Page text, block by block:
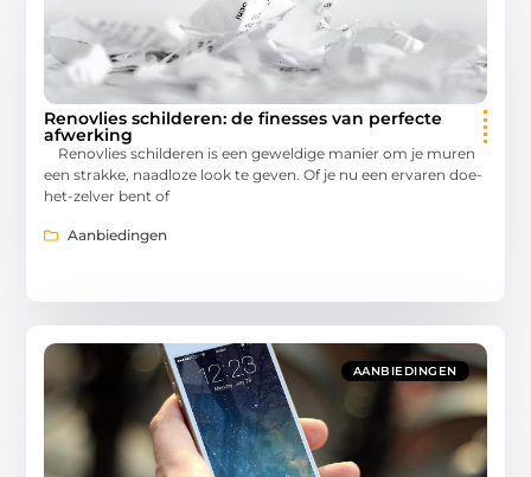
Renovlies schilderen: de finesses van perfecte
afwerking
Renovlies schilderen is een geweldige manier om je muren
een strakke, naadloze look te geven. Of je nu een ervaren doe-
het-zelver bent of
Aanbiedingen
AANBIEDINGEN